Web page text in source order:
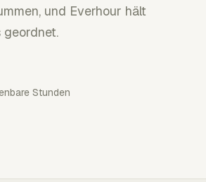
und Everhour hält
geordnet.
Stunden